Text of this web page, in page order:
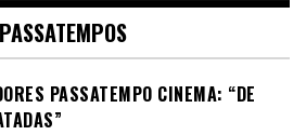
PASSATEMPOS
PASSATEMPO CINEMA: “DE